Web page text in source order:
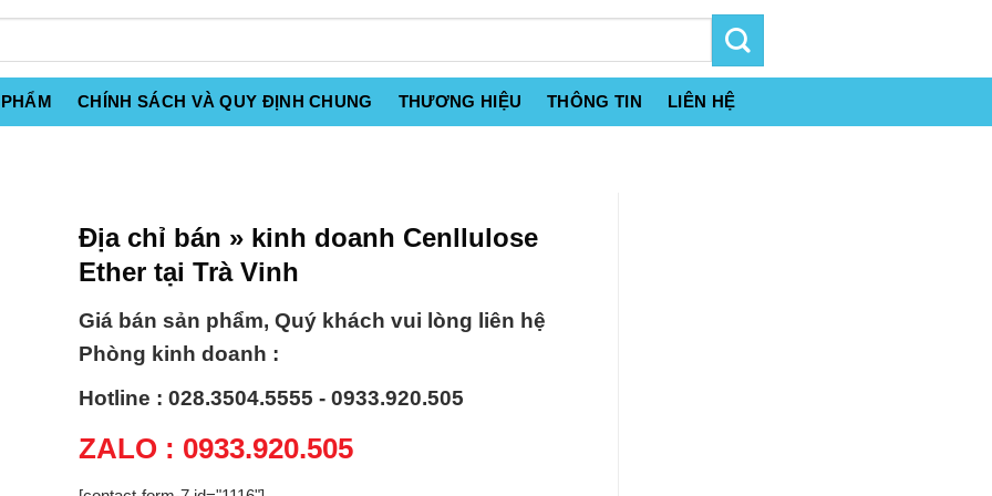
CHÍNH SÁCH VÀ QUY ĐỊNH CHUNG THƯƠNG HIỆU THÔNG TIN LIÊN HỆ
Địa chỉ bán » kinh doanh Cenllulose
Ether tại Trà Vinh
Giá bán sản phẩm, Quý khách vui lòng liên hệ
Phòng kinh doanh :
Hotline : 028.3504.5555 - 0933.920.505
ZALO : 0933.920.505